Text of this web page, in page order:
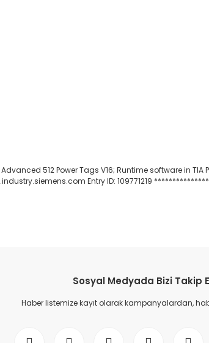
512 Power Tags V16; Runtime software in
Entry ID: 109771219
Sosyal Medyada Bizi Takip
Haber listemize kayıt olarak kampanyalardan,